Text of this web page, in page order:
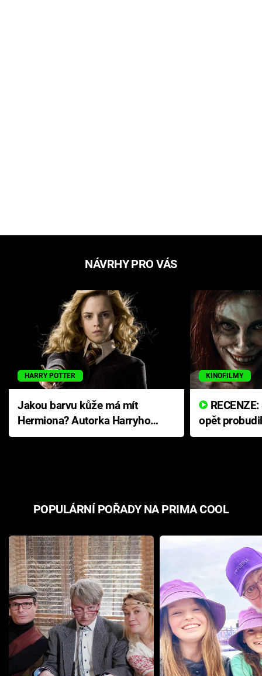
NÁVRHY PRO VÁS
HARRY POTTER
Jakou barvu kůže má mít
Hermiona? Autorka Harryho
Pottera přišla s ráznou
KINOFILMY
opět
přichází s
POPULÁRNÍ POŘADY NA PRIMA COOL